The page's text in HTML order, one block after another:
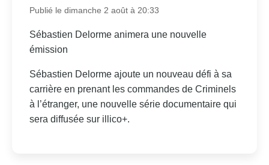
Publié le dimanche 2 août à 20:33
Sébastien Delorme animera une nouvelle
émission
Sébastien Delorme ajoute un nouveau défi à sa
carrière en prenant les commandes de Criminels
à l’étranger, une nouvelle série documentaire qui
sera diffusée sur illico+.